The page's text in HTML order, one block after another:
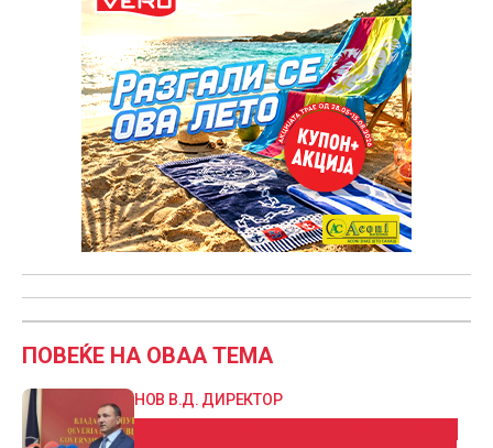
ПОВЕЌЕ НА ОВАА ТЕМА
НОВ В.Д. ДИРЕКТОР